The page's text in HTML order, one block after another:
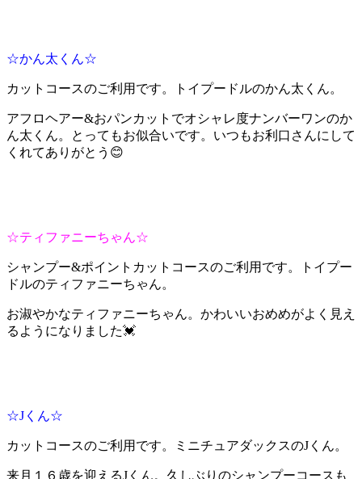
☆かん太くん☆
カットコースのご利用です。トイプードルのかん太くん。
アフロヘアー&おパンカットでオシャレ度ナンバーワンのか
ん太くん。とってもお似合いです。いつもお利口さんにして
くれてありがとう😊
☆ティファニーちゃん☆
シャンプー&ポイントカットコースのご利用です。トイプー
ドルのティファニーちゃん。
お淑やかなティファニーちゃん。かわいいおめめがよく見え
るようになりました💓
☆Jくん☆
カットコースのご利用です。ミニチュアダックスのJくん。
来月１６歳を迎えるJくん。久しぶりのシャンプーコースも